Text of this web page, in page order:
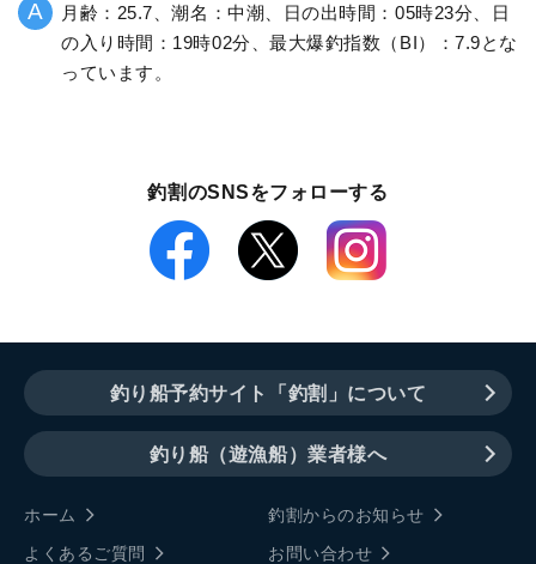
月齢：25.7、潮名：中潮、日の出時間：05時23分、日
の入り時間：19時02分、最大爆釣指数（BI）：7.9とな
っています。
釣割のSNSをフォローする
釣り船予約サイト「釣割」について
釣り船（遊漁船）業者様へ
ホーム
釣割からのお知らせ
よくあるご質問
お問い合わせ